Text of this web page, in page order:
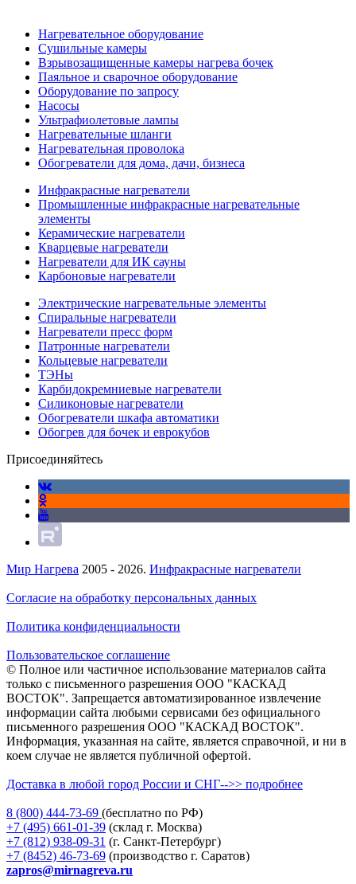
Нагревательное оборудование
Сушильные камеры
Взрывозащищенные камеры нагрева бочек
Паяльное и сварочное оборудование
Оборудование по запросу
Насосы
Ультрафиолетовые лампы
Нагревательные шланги
Нагревательная проволока
Обогреватели для дома, дачи, бизнеса
Инфракрасные нагреватели
Промышленные инфракрасные нагревательные
элементы
Керамические нагреватели
Кварцевые нагреватели
Нагреватели для ИК сауны
Карбоновые нагреватели
Электрические нагревательные элементы
Спиральные нагреватели
Нагреватели пресс форм
Патронные нагреватели
Кольцевые нагреватели
ТЭНы
Карбидокремниевые нагреватели
Силиконовые нагреватели
Обогреватели шкафа автоматики
Обогрев для бочек и еврокубов
Присоединяйтесь
Мир Нагрева 2005 - 2026. Инфракрасные нагреватели
Согласие на обработку персональных данных
Политика конфиденциальности
Пользовательское соглашение
© Полное или частичное использование материалов сайта
только с письменного разрешения ООО "КАСКАД
ВОСТОК". Запрещается автоматизированное извлечение
информации сайта любыми сервисами без официального
письменного разрешения ООО "КАСКАД ВОСТОК".
Информация, указанная на сайте, является справочной, и ни в
коем случае не является публичной офертой.
Доставка в любой город России и СНГ-->> подробнее
8 (800) 444-73-69 (бесплатно по РФ)
+7 (495) 661-01-39 (склад г. Москва)
+7 (812) 938-09-31 (г. Санкт-Петербург)
+7 (8452) 46-73-69 (производство г. Саратов)
zapros@mirnagreva.ru